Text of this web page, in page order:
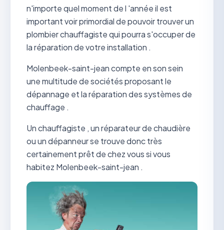
n'importe quel moment de l 'année il est
important voir primordial de pouvoir trouver un
plombier chauffagiste qui pourra s'occuper de
la réparation de votre installation .
Molenbeek-saint-jean compte en son sein
une multitude de sociétés proposant le
dépannage et la réparation des systèmes de
chauffage .
Un chauffagiste , un réparateur de chaudière
ou un dépanneur se trouve donc très
certainement prêt de chez vous si vous
habitez Molenbeek-saint-jean .